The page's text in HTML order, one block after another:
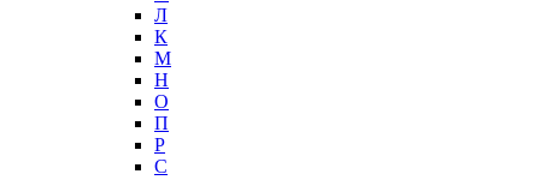
Л
К
М
Н
О
П
Р
С